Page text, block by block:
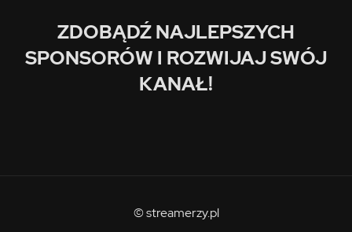
ZDOBĄDŹ NAJLEPSZYCH
SPONSORÓW I ROZWIJAJ SWÓJ
KANAŁ!
© streamerzy.pl